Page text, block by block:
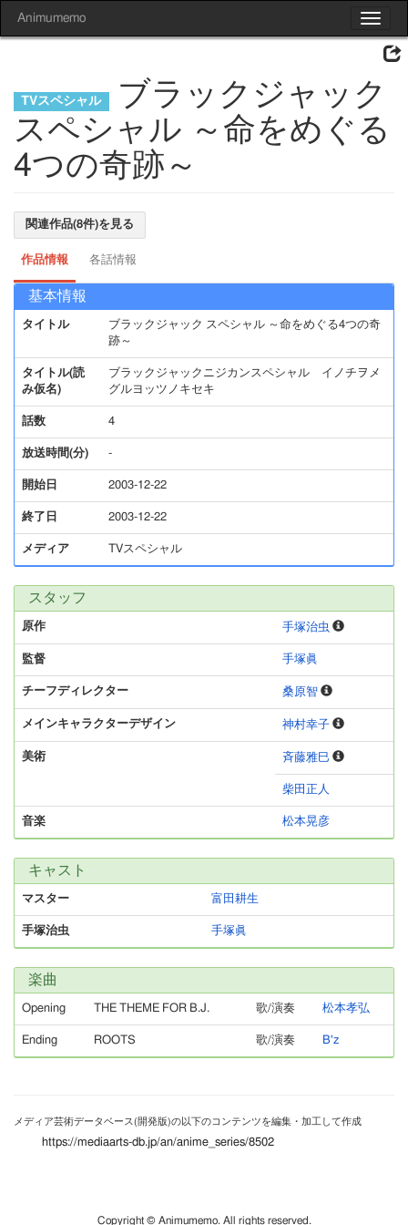
Toggle
Animumemo
ブラックジャック
スペシャル ～命をめぐる
4つの奇跡～
関連作品(8件)を見る
作品情報 各話情報
基本情報
タイトル
ブラックジャック スペシャル ～命をめぐる4つの奇
跡～
タイトル(読
み仮名)
ブラックジャックニジカンスペシャル イノチヲメ
グルヨッツノキセキ
話数 4
放送時間(分) -
開始日 2003-12-22
終了日 2003-12-22
メディア TVスペシャル
スタッフ
原作 手塚治虫
監督 手塚眞
チーフディレクター 桑原智
メインキャラクターデザイン 神村幸子
美術 斉藤雅巳
柴田正人
音楽 松本晃彦
キャスト
マスター 富田耕生
手塚治虫 手塚眞
楽曲
Opening THE THEME FOR B.J. 歌/演奏 松本孝弘
Ending ROOTS 歌/演奏 B'z
メディア芸術データベース(開発版)の以下のコンテンツを編集・加工して作成
https://mediaarts-db.jp/an/anime_series/8502
Copyright © Animumemo. All rights reserved.